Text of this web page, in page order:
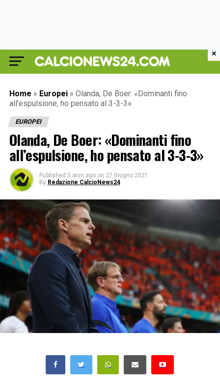
Home » Europei » Olanda, De Boer: «Dominanti fino
all’espulsione, ho pensato al 3-3-3»
EUROPEI
Olanda, De Boer: «Dominanti fino
all’espulsione, ho pensato al 3-3-3»
Published 5 anni ago on 27 Giugno 2021
By Redazione CalcioNews24
×